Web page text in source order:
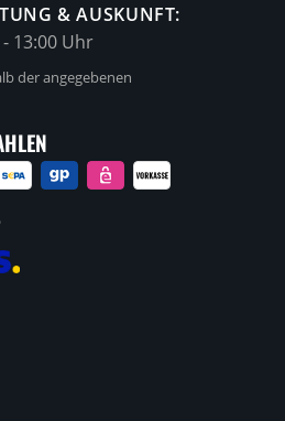
& AUSKUNFT:
- 13:00 Uhr
der angegebenen